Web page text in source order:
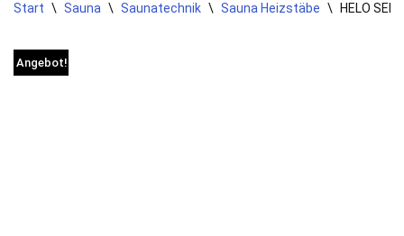
Start \ Sauna \ Saunatechnik \ Sauna Heizstäbe \ HELO
Angebot!